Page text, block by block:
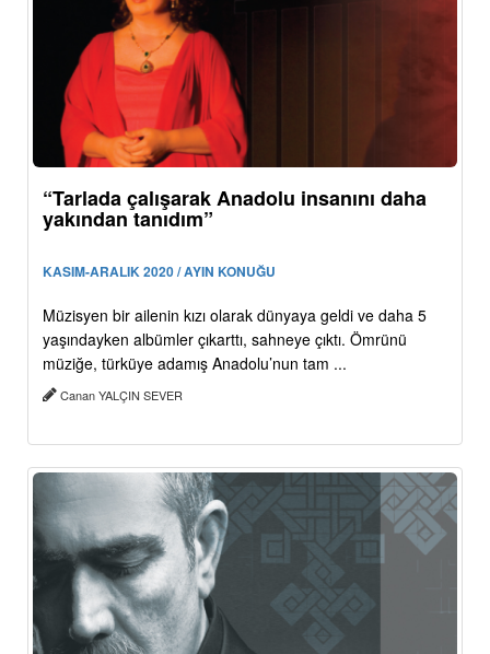
“Tarlada çalışarak Anadolu insanını daha
yakından tanıdım”
KASIM-ARALIK 2020 / AYIN KONUĞU
Müzisyen bir ailenin kızı olarak dünyaya geldi ve daha 5
yaşındayken albümler çıkarttı, sahneye çıktı. Ömrünü
müziğe, türküye adamış Anadolu’nun tam ...
Canan YALÇIN SEVER